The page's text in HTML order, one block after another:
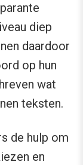
diep
daardoor
op hun
wat
teksten.
de hulp om
en